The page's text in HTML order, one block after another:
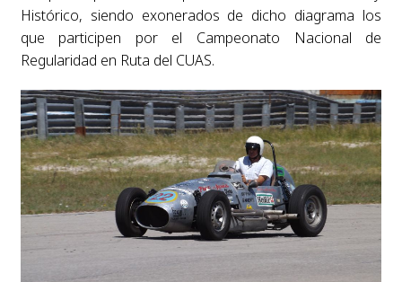
Histórico, siendo exonerados de dicho diagrama los
que participen por el Campeonato Nacional de
Regularidad en Ruta del CUAS.